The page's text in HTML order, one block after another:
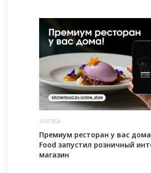
13.07.2026
Премиум ресторан у вас
Food запустил розничный
магазин